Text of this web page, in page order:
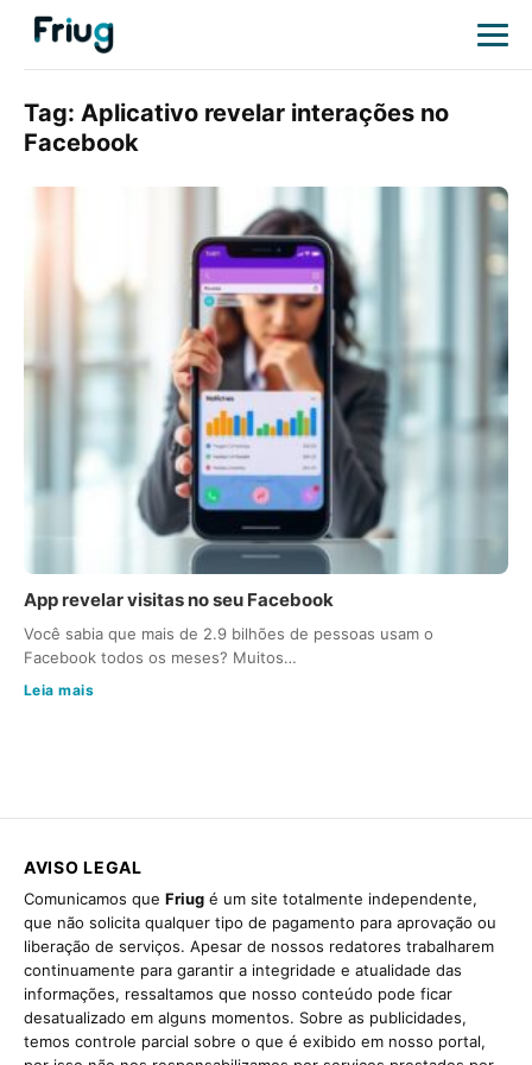
Tag: Aplicativo revelar interações no
Facebook
App revelar visitas no seu Facebook
Você sabia que mais de 2.9 bilhões de pessoas usam o
Facebook todos os meses? Muitos…
Leia mais
AVISO LEGAL
Comunicamos que Friug é um site totalmente independente,
que não solicita qualquer tipo de pagamento para aprovação ou
liberação de serviços. Apesar de nossos redatores trabalharem
continuamente para garantir a integridade e atualidade das
informações, ressaltamos que nosso conteúdo pode ficar
desatualizado em alguns momentos. Sobre as publicidades,
temos controle parcial sobre o que é exibido em nosso portal,